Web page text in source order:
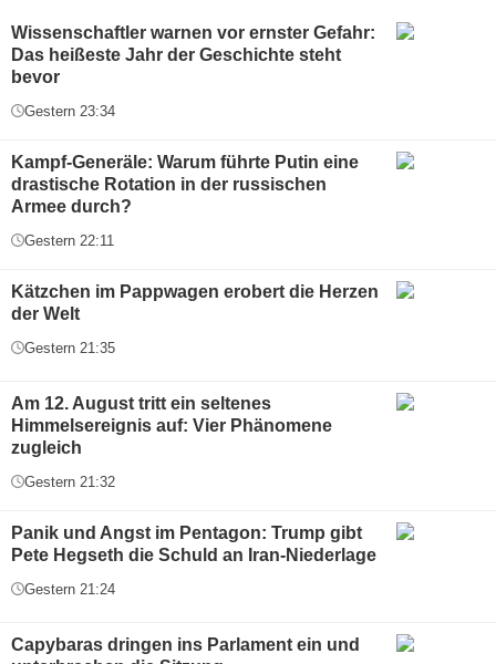
Wissenschaftler warnen vor ernster Gefahr:
Das heißeste Jahr der Geschichte steht
bevor
Gestern 23:34
Kampf-Generäle: Warum führte Putin eine
drastische Rotation in der russischen
Armee durch?
Gestern 22:11
Kätzchen im Pappwagen erobert die Herzen
der Welt
Gestern 21:35
Am 12. August tritt ein seltenes
Himmelsereignis auf: Vier Phänomene
zugleich
Gestern 21:32
Panik und Angst im Pentagon: Trump gibt
Pete Hegseth die Schuld an Iran-Niederlage
Gestern 21:24
Capybaras dringen ins Parlament ein und